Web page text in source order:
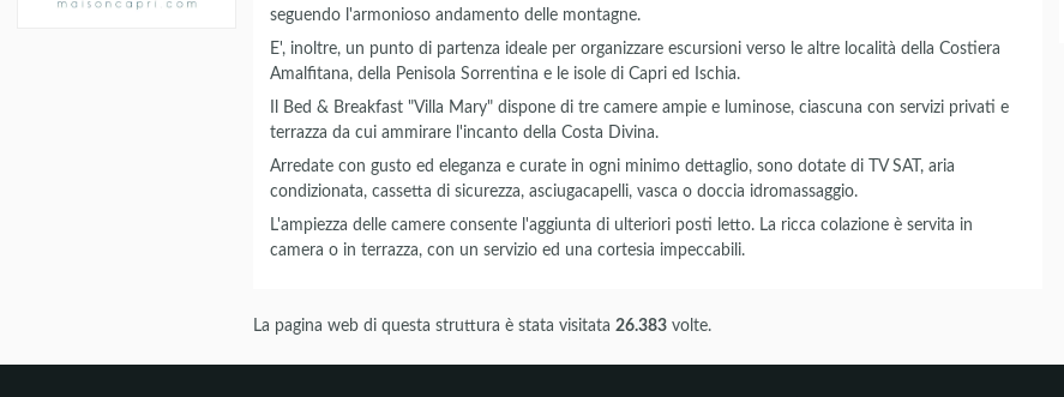
seguendo l'armonioso andamento delle montagne.
E', inoltre, un punto di partenza ideale per organizzare escursioni verso le altre località della Costiera
Amalfitana, della Penisola Sorrentina e le isole di Capri ed Ischia.
Il Bed & Breakfast "Villa Mary" dispone di tre camere ampie e luminose, ciascuna con servizi privati e
terrazza da cui ammirare l'incanto della Costa Divina.
Arredate con gusto ed eleganza e curate in ogni minimo dettaglio, sono dotate di TV SAT, aria
condizionata, cassetta di sicurezza, asciugacapelli, vasca o doccia idromassaggio.
L'ampiezza delle camere consente l'aggiunta di ulteriori posti letto. La ricca colazione è servita in
camera o in terrazza, con un servizio ed una cortesia impeccabili.
La pagina web di questa struttura è stata visitata26.383 volte.